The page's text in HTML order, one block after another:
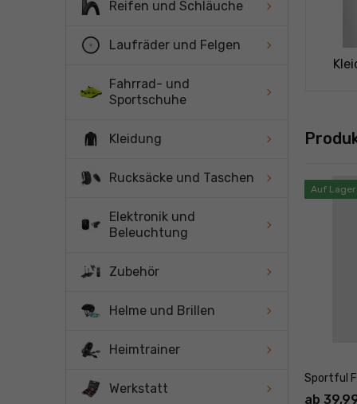
Reifen und Schläuche
Laufräder und Felgen
Fahrrad- und
Sportschuhe
Kleidung
Rucksäcke und Taschen
Elektronik und
Beleuchtung
Zubehör
Helme und Brillen
Heimtrainer
Werkstatt
Auf
Sportful
ab